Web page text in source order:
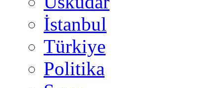
İstanbul
Türkiye
Politika